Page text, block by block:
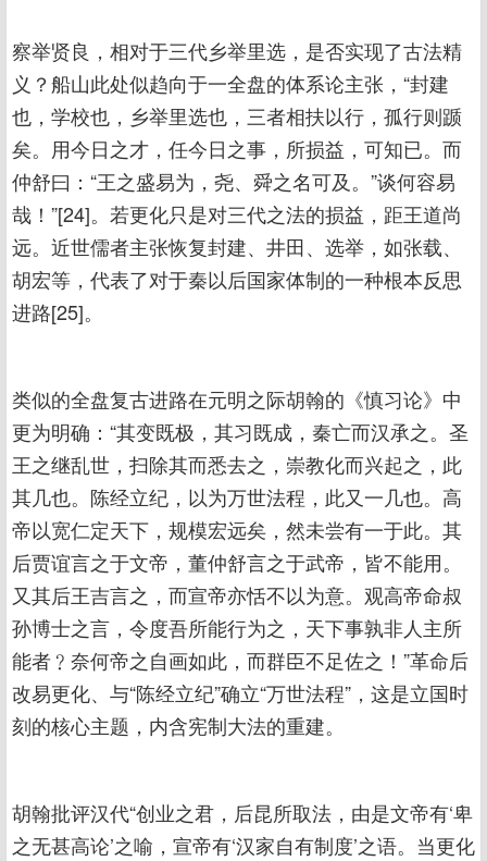
察举贤良，相对于三代乡举里选，是否实现了古法精
义？船山此处似趋向于一全盘的体系论主张，“封建
也，学校也，乡举里选也，三者相扶以行，孤行则踬
矣。用今日之才，任今日之事，所损益，可知已。而
仲舒曰：“王之盛易为，尧、舜之名可及。”谈何容易
哉！”[24]。若更化只是对三代之法的损益，距王道尚
远。近世儒者主张恢复封建、井田、选举，如张载、
胡宏等，代表了对于秦以后国家体制的一种根本反思
进路[25]。
类似的全盘复古进路在元明之际胡翰的《慎习论》中
更为明确：“其变既极，其习既成，秦亡而汉承之。圣
王之继乱世，扫除其而悉去之，崇教化而兴起之，此
其几也。陈经立纪，以为万世法程，此又一几也。高
帝以宽仁定天下，规模宏远矣，然未尝有一于此。其
后贾谊言之于文帝，董仲舒言之于武帝，皆不能用。
又其后王吉言之，而宣帝亦恬不以为意。观高帝命叔
孙博士之言，令度吾所能行为之，天下事孰非人主所
能者﹖奈何帝之自画如此，而群臣不足佐之！”革命后
改易更化、与“陈经立纪”确立“万世法程”，这是立国时
刻的核心主题，内含宪制大法的重建。
胡翰批评汉代“创业之君，后昆所取法，由是文帝有‘卑
之无甚高论’之喻，宣帝有‘汉家自有制度’之语。当更化